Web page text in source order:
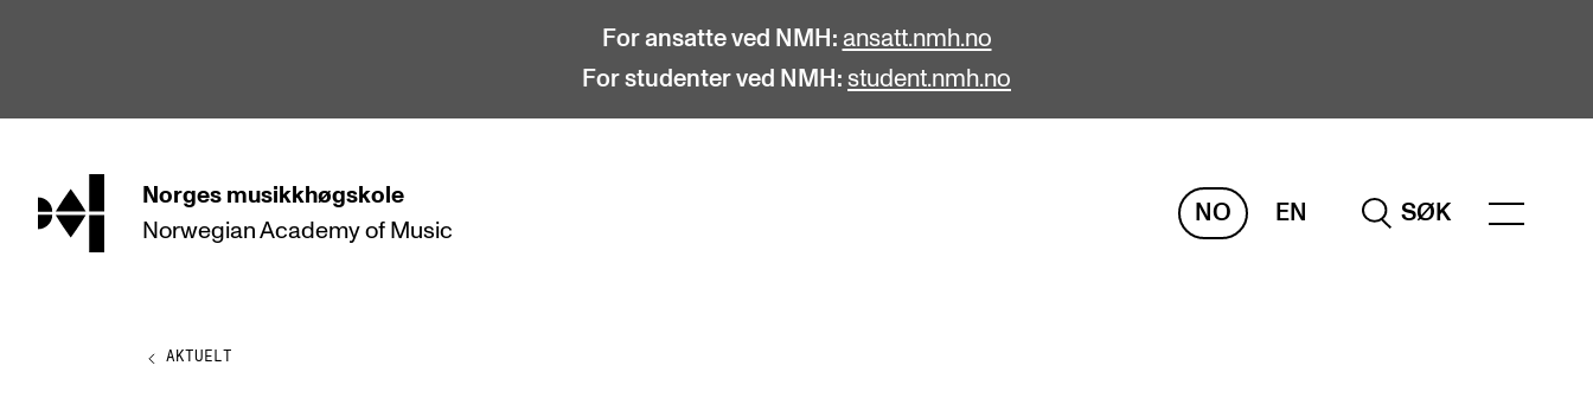
For ansatte ved NMH: ansatt.nmh.no
For studenter ved NMH: student.nmh.no
hjem Norges musikkhøgskole
Norwegian Academy of Music
NO EN
SØK
STUDIER
Bachelor
AKTUELT